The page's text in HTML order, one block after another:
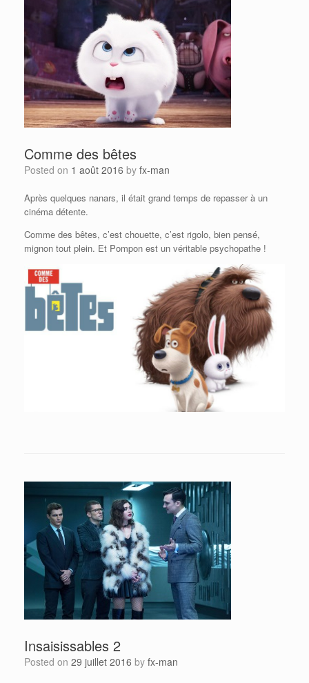
Comme des bêtes
Posted on 1 août 2016 by fx-man
Après quelques nanars, il était grand temps de repasser à un
cinéma détente.
Comme des bêtes, c’est chouette, c’est rigolo, bien pensé,
mignon tout plein. Et Pompon est un véritable psychopathe !
Insaisissables 2
Posted on 29 juillet 2016 by fx-man